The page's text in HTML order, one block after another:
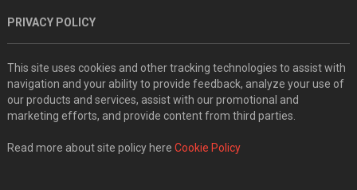
PRIVACY POLICY
This site uses cookies and other tracking technologies to assist with
navigation and your ability to provide feedback, analyze your use of
our products and services, assist with our promotional and
marketing efforts, and provide content from third parties.
Read more about site policy here Cookie Policy